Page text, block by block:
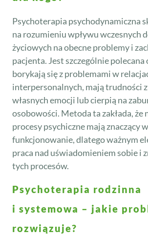
Psychoterapia psychodynamiczna
na rozumieniu wpływu wczesnych
życiowych na obecne problemy i
pacjenta. Jest szczególnie
borykają się z problemami w
interpersonalnych, mają trudności
własnych emocji lub cierpią na
osobowości. Metoda ta zakłada, że
procesy psychiczne mają znaczący
funkcjonowanie, dlatego ważnym
praca nad uświadomieniem sobie i
tych procesów.
Psychoterapia rodzinna
i systemowa – jakie
rozwiązuje?